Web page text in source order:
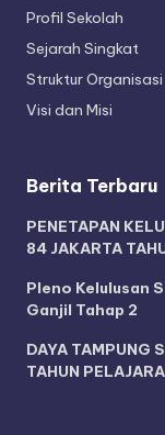
Profil Sekolah
Sejarah Singkat
Struktur Organisasi
Visi dan Misi
Berita Terbaru
PENETAPAN
84 JAKARTA
Pleno Kelulusan
Ganjil Tahap 2
DAYA TAMPUNG
TAHUN